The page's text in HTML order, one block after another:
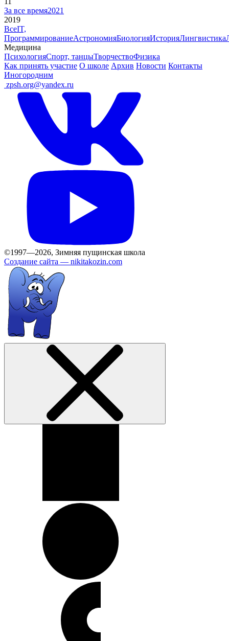
За все время2021
2019
ВсеIT,
ПрограммированиеАстрономияБиологияИсторияЛингвистика
Медицина
ПсихологияСпорт, танцыТворчествоФизика
Как принять участие О школе Архив Новости Контакты
Иногородним
zpsh.org@yandex.ru
©1997—2026, Зимняя пущинская школа
Создание сайта — nikitakozin.com